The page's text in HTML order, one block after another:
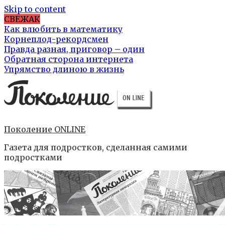
Skip to content
СВЕЖАК
Как влюбить в математику
Корнеплод-рекордсмен
Правда разная, приговор – один
Обратная сторона интернета
Упрямство длиною в жизнь
Поколение ONLINE
Газета для подростков, сделанная самими
подростками